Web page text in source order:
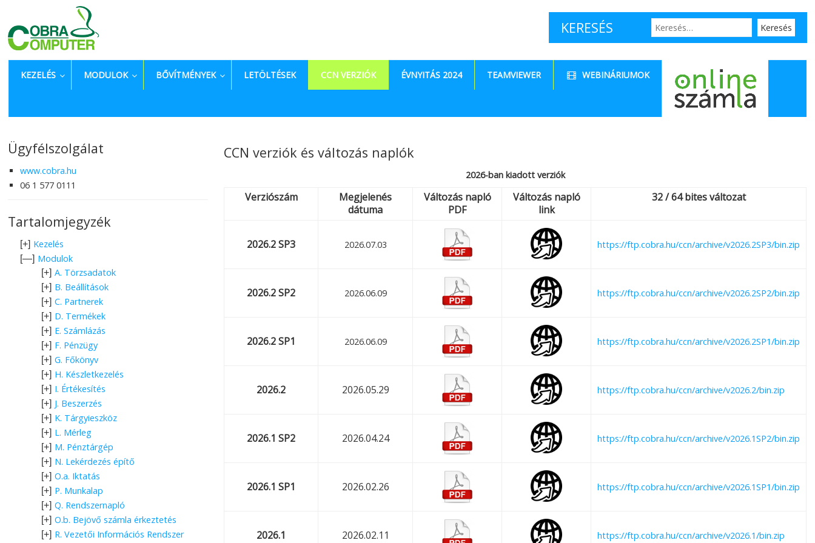
KERESÉS
KEZELÉS MODULOK BŐVÍTMÉNYEK LETÖLTÉSEK CCN VERZIÓK ÉVNYITÁS 2024 TEAMVIEWER WEBINÁRIUMOK
CCN verziók és változás naplók
2026-ban kiadott verziók
Verziószám
Megjelenés
dátuma
Változás napló
PDF
Változás napló
link
32 / 64 bites változat
2026.2 SP3 2026.07.03 https://ftp.cobra.hu/ccn/archive/v2026.2SP3/bin.zip
2026.2 SP2 2026.06.09 https://ftp.cobra.hu/ccn/archive/v2026.2SP2/bin.zip
2026.2 SP1 2026.06.09 https://ftp.cobra.hu/ccn/archive/v2026.2SP1/bin.zip
2026.2 2026.05.29 https://ftp.cobra.hu/ccn/archive/v2026.2/bin.zip
2026.1 SP2 2026.04.24 https://ftp.cobra.hu/ccn/archive/v2026.1SP2/bin.zip
2026.1 SP1 2026.02.26 https://ftp.cobra.hu/ccn/archive/v2026.1SP1/bin.zip
2026.1 2026.02.11 https://ftp.cobra.hu/ccn/archive/v2026.1/bin.zip
Ügyfélszolgálat
www.cobra.hu
06 1 577 0111
Tartalomjegyzék
[+] Kezelés
[—] Modulok
[+] A. Törzsadatok
[+] B. Beállítások
[+] C. Partnerek
[+] D. Termékek
[+] E. Számlázás
[+] F. Pénzügy
[+] G. Főkönyv
[+] H. Készletkezelés
[+] I. Értékesítés
[+] J. Beszerzés
[+] K. Tárgyieszköz
[+] L. Mérleg
[+] M. Pénztárgép
[+] N. Lekérdezés építő
[+] O.a. Iktatás
[+] P. Munkalap
[+] Q. Rendszernapló
[+] O.b. Bejövő számla érkeztetés
[+] R. Vezetői Információs Rendszer